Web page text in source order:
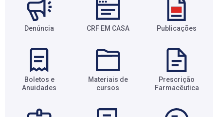
Denúncia CRF EM CASA Publicações
Boletos e
Anuidades​
Materiais de
cursos​
Prescrição
Farmacêutica​